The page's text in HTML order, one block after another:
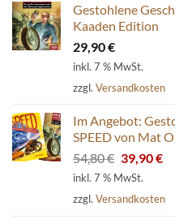
Gestohlene
Kaaden Edition
29,90€
inkl. 7 % MwSt.
zzgl. Versandkosten
Im Angebot:
SPEED von Mat
54,80€
Preis
war:
54,80 €
39,90€
inkl. 7 % MwSt.
zzgl. Versandkosten